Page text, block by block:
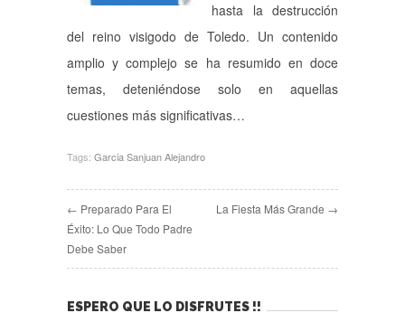
hasta la destrucción
del reino visigodo de Toledo. Un contenido
amplio y complejo se ha resumido en doce
temas, deteniéndose solo en aquellas
cuestiones más significativas…
Tags: Garcia Sanjuan Alejandro
← Preparado Para El
Éxito: Lo Que Todo Padre
Debe Saber
La Fiesta Más Grande →
ESPERO QUE LO DISFRUTES !!